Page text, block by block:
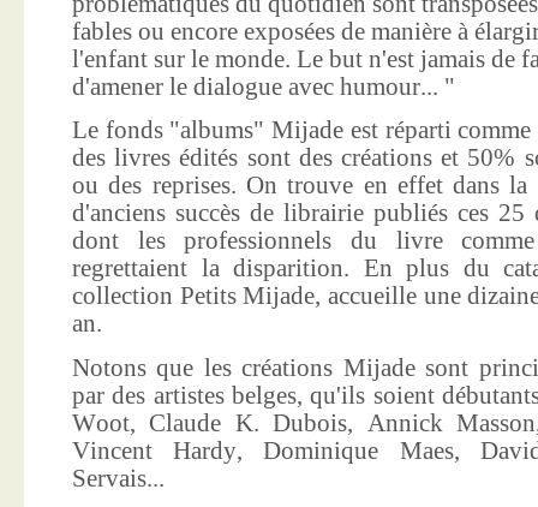
fables ou encore exposées de manière à
l'enfant sur le monde. Le but n'est jamais de
d'amener le dialogue avec humour... "
Le fonds "albums" Mijade est réparti
des livres édités sont des créations et 50%
ou des reprises. On trouve en effet dans
d'anciens succès de librairie publiés ces 25
dont les professionnels du livre
regrettaient la disparition. En plus du
collection Petits Mijade, accueille une
an.
Notons que les créations Mijade sont
par des artistes belges, qu'ils soient
Woot, Claude K. Dubois, Annick
Vincent Hardy, Dominique Maes,
Servais...